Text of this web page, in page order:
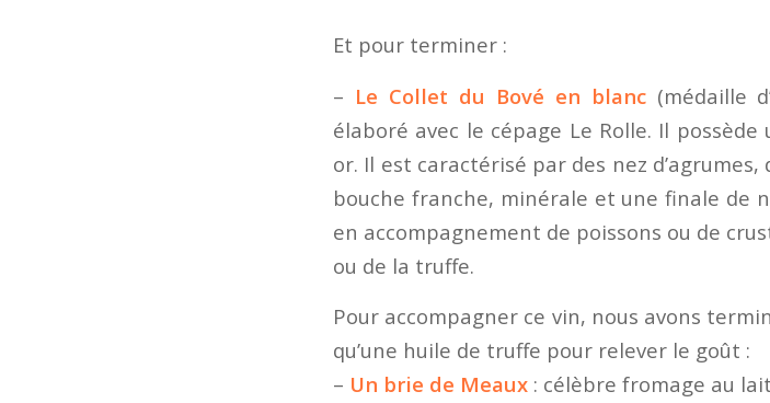
Et pour terminer :
– Le Collet du Bové en blanc(médaille
élaboré avec le cépage Le Rolle. Il
or. Il est caractérisé par des nez
bouche franche, minérale et une finale de
en accompagnement de poissons ou de
ou de la truffe.
Pour accompagner ce vin, nous avons
qu’une huile de truffe pour relever le goût :
– Un brie de Meaux : célèbre fromage au